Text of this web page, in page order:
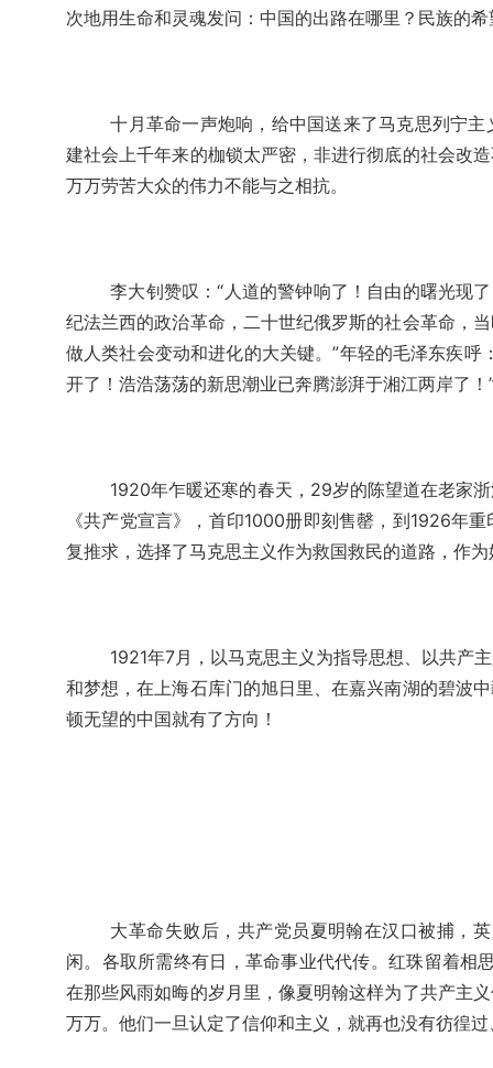
次地用生命和灵魂发问：中国的出路在哪里？民族的
十月革命一声炮响，给中国送来了马克思列宁
建社会上千年来的枷锁太严密，非进行彻底的社会改
万万劳苦大众的伟力不能与之相抗。
李大钊赞叹：“人道的警钟响了！自由的曙光现
纪法兰西的政治革命，二十世纪俄罗斯的社会革命，
做人类社会变动和进化的大关键。”年轻的毛泽东疾
开了！浩浩荡荡的新思潮业已奔腾澎湃于湘江两岸了！
1920年乍暖还寒的春天，29岁的陈望道在老家
《共产党宣言》，首印1000册即刻售罄，到1926年
复推求，选择了马克思主义作为救国救民的道路，作
1921年7月，以马克思主义为指导思想、以共
和梦想，在上海石库门的旭日里、在嘉兴南湖的碧波
顿无望的中国就有了方向！
大革命失败后，共产党员夏明翰在汉口被捕，
闲。各取所需终有日，革命事业代代传。红珠留着相
在那些风雨如晦的岁月里，像夏明翰这样为了共产主
万万。他们一旦认定了信仰和主义，就再也没有彷徨